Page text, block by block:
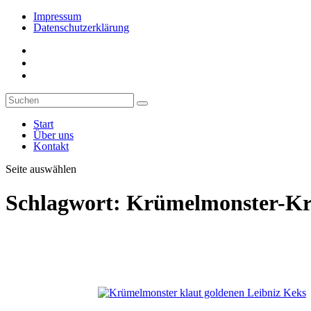
Impressum
Datenschutzerklärung
Start
Über uns
Kontakt
Seite auswählen
Schlagwort: Krümelmonster-